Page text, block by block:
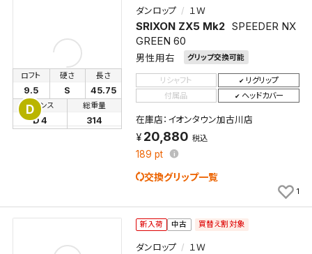
D
ダンロップ １Ｗ
SRIXON ZX5 Mk2 SPEEDER NX
GREEN 60
男性用右 グリップ交換可能
ロフト
9.5
硬さ
S
長さ
45.75
バランス
D 4
総重量
314
リシャフト
リグリップ
付属品
ヘッドカバー
在庫店：イオンタウン加古川店
20,880 税込
189 pt
交換グリップ一覧
1
新入荷 中古 買替え割対象
ダンロップ １Ｗ